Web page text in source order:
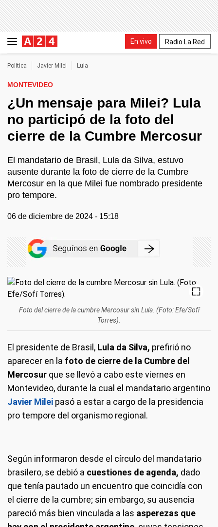
En vivo Radio La Red
Política Javier Milei Lula
MONTEVIDEO
¿Un mensaje para Milei? Lula
no participó de la foto del
cierre de la Cumbre Mercosur
El mandatario de Brasil, Lula da Silva, estuvo
ausente durante la foto de cierre de la Cumbre
Mercosur en la que Milei fue nombrado presidente
pro tempore.
06 de diciembre de 2024 - 15:18
Foto del cierre de la cumbre Mercosur sin Lula. (Foto: Efe/Sofí
Torres).
El presidente de Brasil, Lula da Silva, prefirió no
aparecer en la foto de cierre de la Cumbre del
Mercosur que se llevó a cabo este viernes en
Montevideo, durante la cual el mandatario argentino
Javier Milei pasó a estar a cargo de la presidencia
pro tempore del organismo regional.
Según informaron desde el círculo del mandatario
brasilero, se debió a cuestiones de agenda, dado
que tenía pautado un encuentro que coincidía con
el cierre de la cumbre; sin embargo, su ausencia
pareció más bien vinculada a las asperezas que